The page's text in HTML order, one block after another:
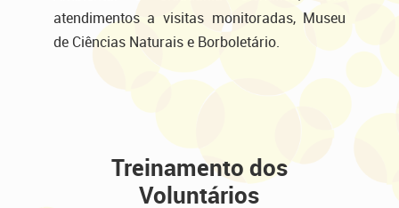
atendimentos a visitas monitoradas, Museu
de Ciências Naturais e Borboletário.
Treinamento dos
Voluntários